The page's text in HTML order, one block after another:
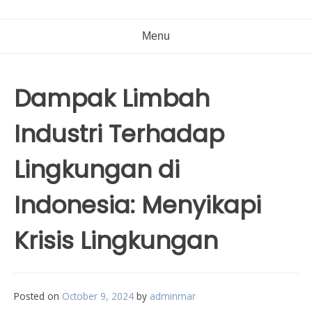
Menu
Dampak Limbah
Industri Terhadap
Lingkungan di
Indonesia: Menyikapi
Krisis Lingkungan
Posted on October 9, 2024 by adminmar